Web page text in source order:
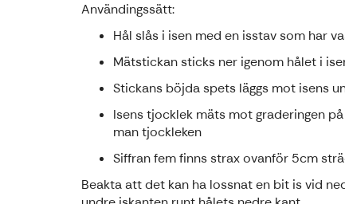
Användingssätt:
Hål slås i isen med en isstav som har
Mätstickan sticks ner igenom hålet i
Stickans böjda spets läggs mot isens
Isens tjocklek mäts mot graderingen
man tjockleken
Siffran fem finns strax ovanför 5cm
Beakta att det kan ha lossnat en bit is vid